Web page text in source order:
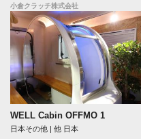
小倉クラッチ株式会社
WELL Cabin OFFMO 1
日本その他 | 他 日本